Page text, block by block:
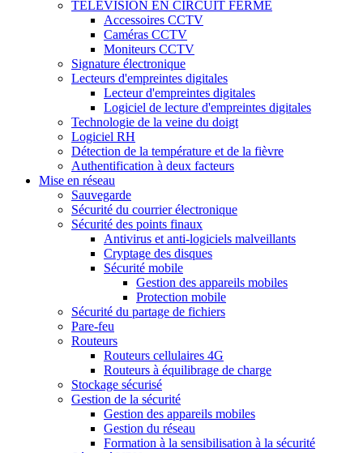
TÉLÉVISION EN CIRCUIT FERMÉ
Accessoires CCTV
Caméras CCTV
Moniteurs CCTV
Signature électronique
Lecteurs d'empreintes digitales
Lecteur d'empreintes digitales
Logiciel de lecture d'empreintes digitales
Technologie de la veine du doigt
Logiciel RH
Détection de la température et de la fièvre
Authentification à deux facteurs
Mise en réseau
Sauvegarde
Sécurité du courrier électronique
Sécurité des points finaux
Antivirus et anti-logiciels malveillants
Cryptage des disques
Sécurité mobile
Gestion des appareils mobiles
Protection mobile
Sécurité du partage de fichiers
Pare-feu
Routeurs
Routeurs cellulaires 4G
Routeurs à équilibrage de charge
Stockage sécurisé
Gestion de la sécurité
Gestion des appareils mobiles
Gestion du réseau
Formation à la sensibilisation à la sécurité